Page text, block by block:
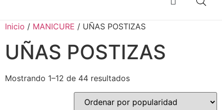
Inicio / MANICURE / UÑAS POSTIZAS
UÑAS POSTIZAS
Mostrando 1–12 de 44 resultados